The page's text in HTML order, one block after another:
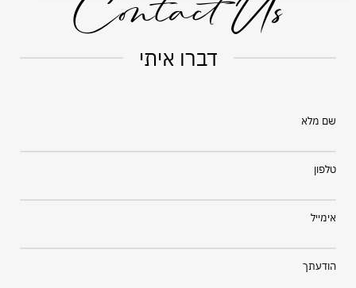
Contact Us
דברו איתי
שם מלא
טלפון
אימייל
הודעתך